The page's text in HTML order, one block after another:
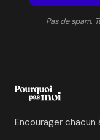
Pas de spam.
Encourager